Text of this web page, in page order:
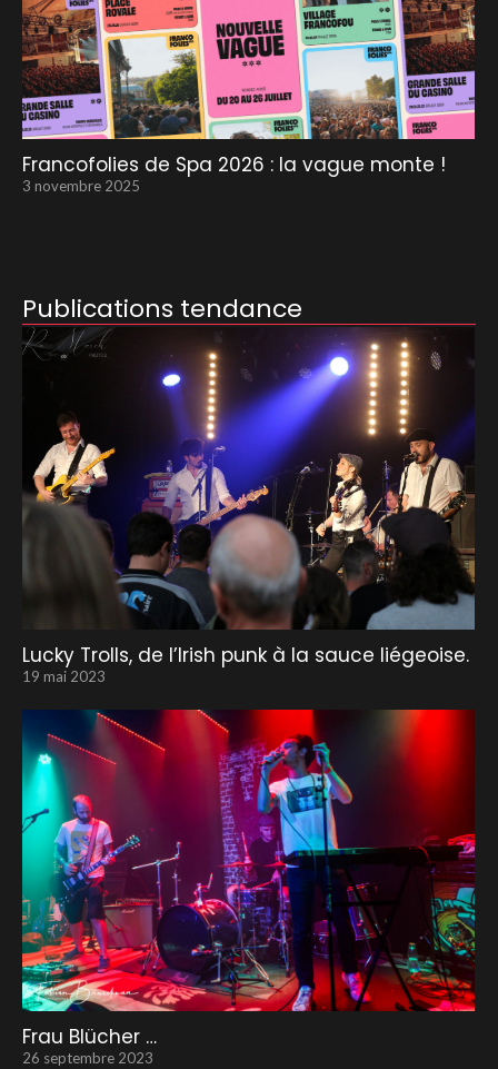
Francofolies de Spa 2026 : la vague monte !
3 novembre 2025
Publications tendance
Lucky Trolls, de l’Irish punk à la sauce liégeoise.
19 mai 2023
Frau Blücher …
26 septembre 2023